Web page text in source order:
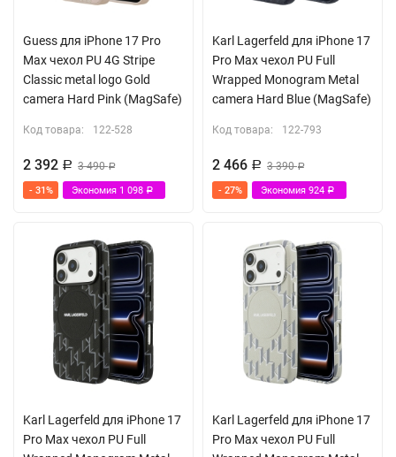
Guess для iPhone 17 Pro
Max чехол PU 4G Stripe
Classic metal logo Gold
camera Hard Pink (MagSafe)
Код товара: 122-528
2 392 Р 3 490Р
- 31% Экономия 1 098 Р
Karl Lagerfeld для iPhone 17
Pro Max чехол PU Full
Wrapped Monogram Metal
camera Hard Blue (MagSafe)
Код товара: 122-793
2 466 Р 3 390Р
- 27% Экономия 924 Р
Karl Lagerfeld для iPhone 17
Pro Max чехол PU Full
Karl Lagerfeld для iPhone 17
Pro Max чехол PU Full